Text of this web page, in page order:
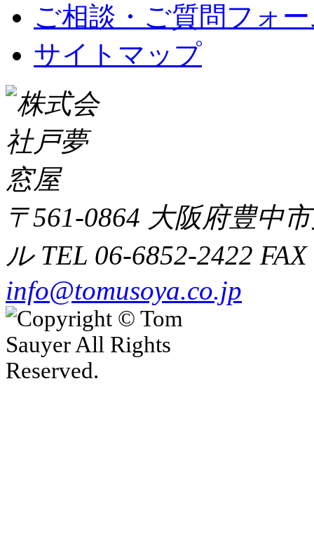
ご相談・ご質問フォ
サイトマップ
〒561-0864 大阪府豊中
ル TEL 06-6852-2422
info@tomusoya.co.jp